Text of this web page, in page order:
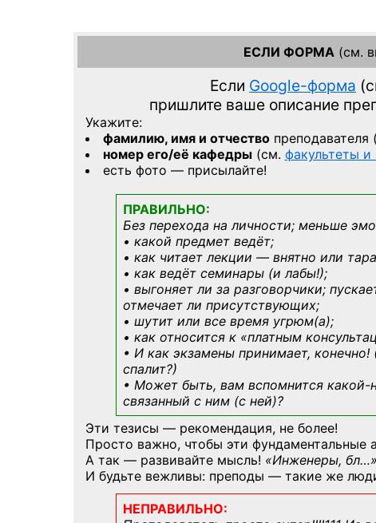
ЕСЛИ ФОРМА (см.
Если Google-форма
пришлите ваше описание
Укажите:
фамилию, имя и отчествопреподавателя
номер его/её кафедры(см. факультеты
есть фото — присылайте!
ПРАВИЛЬНО:
Без перехода на личности; меньше
• какой предмет ведёт;
• как читает лекции — внятно или
• как ведёт семинары (и лабы!);
• выгоняет ли за разговорчики;
отмечает ли присутствующих;
• шутит или все время угрюм(а);
• как относится к «платным
• И как экзамены принимает, конечно!
спалит?)
• Может быть, вам вспомнится какой-
связанный с ним (с ней)?
Эти тезисы — рекомендация, не более!
Просто важно, чтобы эти фундаментальные
А так — развивайте мысль! «Инженеры, бл…»
И будьте вежливы: преподы — такие же
НЕПРАВИЛЬНО: